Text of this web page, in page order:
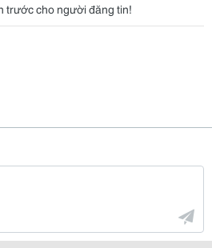
trước cho người đăng tin!